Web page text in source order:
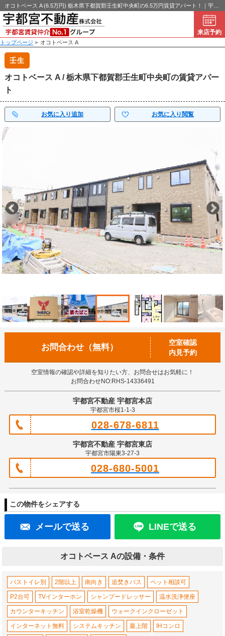
オコトベース A (6.5万円) 栃木県下都賀郡壬生町中央町の6.5万円賃貸アパート！｜宇都宮不動産
来店予約
トップページ > オコトベース A
壬生
オコトベース A / 栃木県下都賀郡壬生町中央町の賃貸アパー
ト
お気に入り追加 お気に入り閲覧
お問合わせ（無料）
空室確認
内見予約
空室情報の確認や詳細を知りたい方、お問合せはお気軽に！
お問合わせNO:RHS-14336491
宇都宮不動産 宇都宮本店
宇都宮市桜1-1-3
028-678-6811
宇都宮不動産 宇都宮東店
宇都宮市陽東3-27-3
028-680-5001
この物件をシェアする
メールで送る LINEで送る
オコトベース Aの設備・条件
バストイレ別 2階以上 南向き 追焚きバス ペット相談可
P2台可 TVインターホン シャンプードレッサー 温水洗浄便座
カウンターキッチン 浴室乾燥機 ウォークインクローゼット
インターネット無料 システムキッチン 最上階 IHコンロ